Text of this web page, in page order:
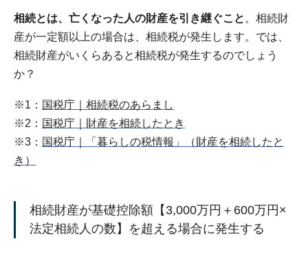
相続とは、亡くなった人の財産を引き継ぐこと 。相続財
産が一定額以上の場合は、相続税が発生します。では、
相続財産がいくらあると相続税が発生するのでしょう
か？
※1： 国税庁｜相続税のあらまし
※2： 国税庁｜財産を相続したとき
※3： 国税庁｜「暮らしの税情報」（財産を相続したと
き）
相続財産が基礎控除額【3,000万円＋600万円×
法定相続人の数】を超える場合に発生する